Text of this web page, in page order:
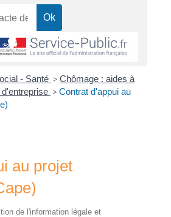
- Santé > Chômage : aides à
> Contrat d'appui au
au projet
de l'information légale et